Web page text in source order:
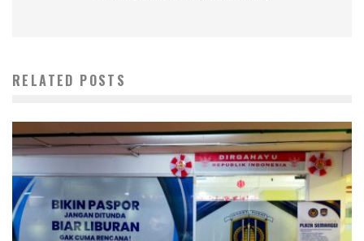
RELATED POSTS